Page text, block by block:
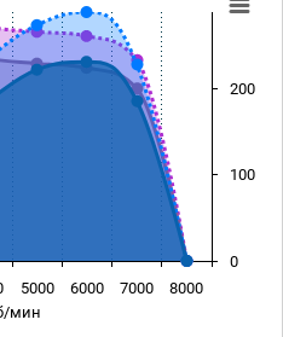
мин
5000 6000 7000 8000
0
100
200